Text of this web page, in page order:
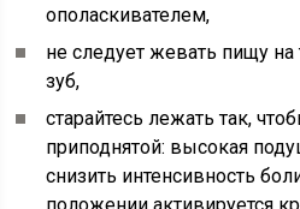
ополаскивателем,
не следует жевать пищу на
зуб,
старайтесь лежать так,
приподнятой: высокая
снизить интенсивность